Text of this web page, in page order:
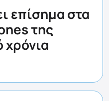
επίσημα στα
της
χρόνια